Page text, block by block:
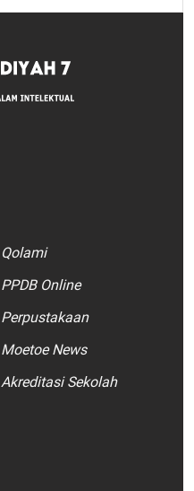
Qolami
PPDB Online
Perpustakaan
Moetoe News
Akreditasi Sekolah